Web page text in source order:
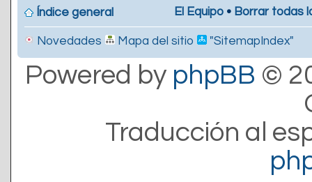
Índice general El Equipo • Borrar todas
Novedades Mapa del sitio "SitemapIndex"
Powered by phpBB ©
Traducción al